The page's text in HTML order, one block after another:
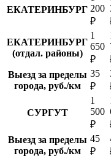
ЕКАТЕРИНБУРГ 200
₽
ЕКАТЕРИНБУРГ
(отдал. районы)
1
650
₽
Выезд за пределы
города, руб./км
35
₽
СУРГУТ
1
500
₽
Выезд за пределы
города, руб./км
45
₽